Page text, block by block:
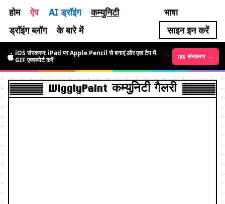
होम ऐप AI ड्रॉइंग
कम्युनिटी
ड्रॉइंग ब्लॉग
के बारे में
भाषा
साइन इन करें
Android संस्करण आ गया है: सीमित समय तक मुफ़्त, चलती हुई
पिक्सेल आर्ट बनाएं
Android संस्करण →
iOS संस्करण: iPad पर Apple Pencil से बनाएं और एक टैप में
GIF एक्सपोर्ट करें
iOS संस्करण →
WigglyPaint कम्युनिटी गैलरी